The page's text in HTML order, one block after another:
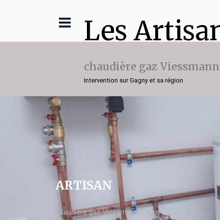
Les
chaudière gaz Viessmann
Intervention sur Gagny et sa région
ARTISAN
chaudière gaz Viessmann Gagny